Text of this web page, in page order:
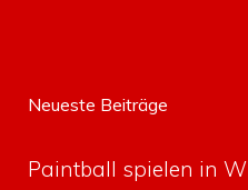
Neueste Beiträge
Paintball spielen in